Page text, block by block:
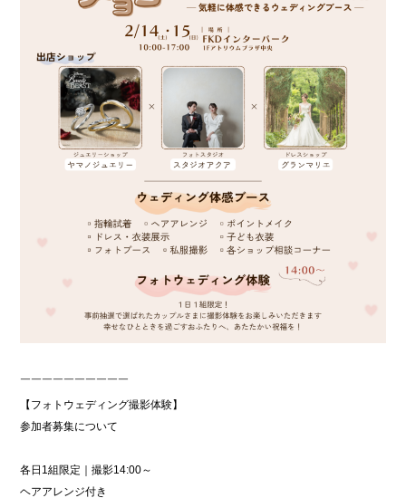
￣￣￣￣￣￣￣￣￣￣
【フォトウェディング撮影体験】
参加者募集について
各日1組限定｜撮影14:00～
ヘアアレンジ付き